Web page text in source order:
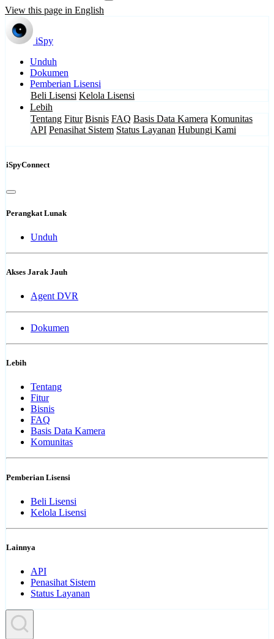
View this page in English
iSpy
Unduh
Dokumen
Pemberian Lisensi
Beli Lisensi Kelola Lisensi
Lebih
Tentang Fitur Bisnis FAQ Basis Data Kamera Komunitas
API Penasihat Sistem Status Layanan Hubungi Kami
iSpyConnect
Perangkat Lunak
Unduh
Akses Jarak Jauh
Agent DVR
Dokumen
Lebih
Tentang
Fitur
Bisnis
FAQ
Basis Data Kamera
Komunitas
Pemberian Lisensi
Beli Lisensi
Kelola Lisensi
Lainnya
API
Penasihat Sistem
Status Layanan